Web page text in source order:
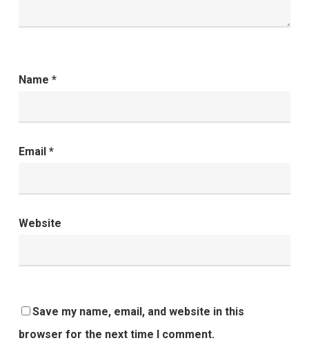
Name *
Email *
Website
Save my name, email, and website in this
browser for the next time I comment.